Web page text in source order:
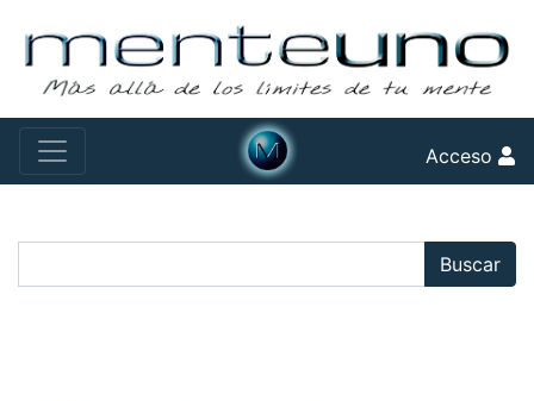
Acceso
Buscar